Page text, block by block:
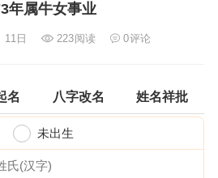
年属牛女事业
11日 223阅读 0评论
名 八字改名 姓名祥批
未出生